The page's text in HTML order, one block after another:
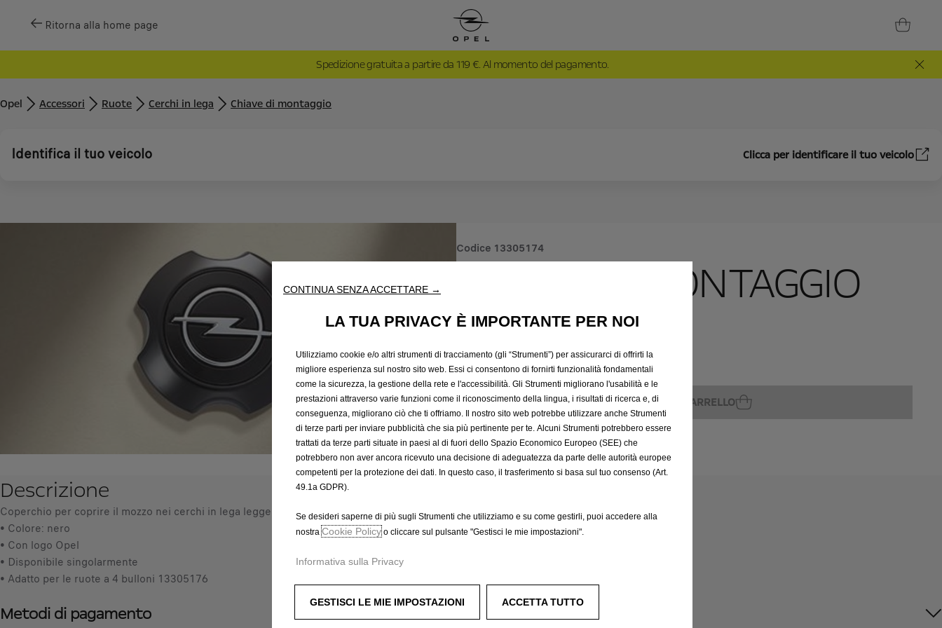
Ritorna alla home page
Spedizione gratuita a partire da 119 €. Al momento del pagamento.
Opel Accessori Ruote Cerchi in lega Chiave di montaggio
Identifica il tuo veicolo Clicca per identificare il tuo veicolo
Codice 13305174
CHIAVE DI MONTAGGIO
28,71 €
P
r
i
c
e
i
s
2
7
1
V
A
i
IVA inclusa/Unità
-
+
Q
u
a
n
t
i
y
u
t
Prodotto esaurito
AGGIUNGI AL CARRELLO
Compra ora, paga dopo
Descrizione
Coperchio per coprire il mozzo nei cerchi in lega leggera Opel per completare l'aspetto sportivo del tuo veicolo.
• Colore: nero
• Con logo Opel
• Disponibile singolarmente
• Adatto per le ruote a 4 bulloni 13305176
Metodi di pagamento
CONTINUA SENZA ACCETTARE →
LA TUA PRIVACY È IMPORTANTE PER NOI
Utilizziamo cookie e/o altri strumenti di tracciamento (gli “Strumenti”) per assicurarci di offrirti la
migliore esperienza sul nostro sito web. Essi ci consentono di fornirti funzionalità fondamentali
come la sicurezza, la gestione della rete e l'accessibilità. Gli Strumenti migliorano l'usabilità e le
prestazioni attraverso varie funzioni come il riconoscimento della lingua, i risultati di ricerca e, di
conseguenza, migliorano ciò che ti offriamo. Il nostro sito web potrebbe utilizzare anche Strumenti
di terze parti per inviare pubblicità che sia più pertinente per te. Alcuni Strumenti potrebbero essere
trattati da terze parti situate in paesi al di fuori dello Spazio Economico Europeo (SEE) che
potrebbero non aver ancora ricevuto una decisione di adeguatezza da parte delle autorità europee
competenti per la protezione dei dati. In questo caso, il trasferimento si basa sul tuo consenso (Art.
49.1a GDPR).
Se desideri saperne di più sugli Strumenti che utilizziamo e su come gestirli, puoi accedere alla
nostraCookie Policyo cliccare sul pulsante "Gestisci le mie impostazioni".
Informativa sulla Privacy
GESTISCI LE MIE IMPOSTAZIONI ACCETTA TUTTO